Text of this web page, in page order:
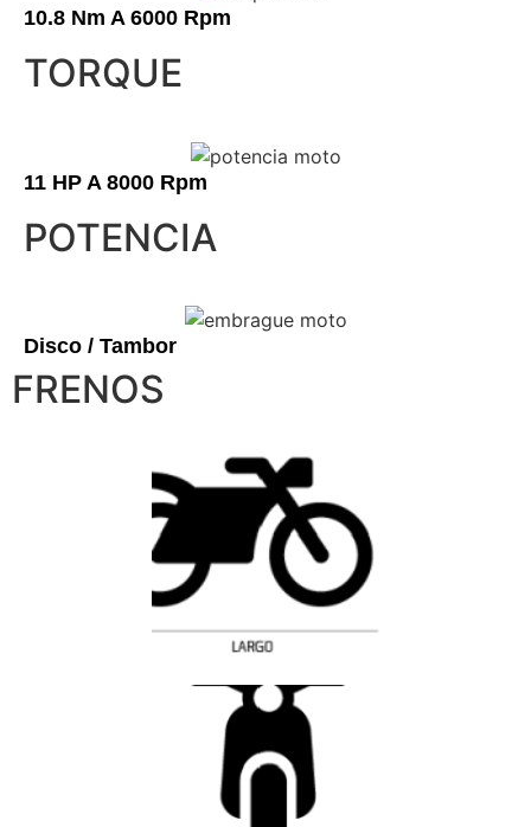
10.8 Nm A 6000 Rpm
TORQUE
11 HP A 8000 Rpm
POTENCIA
Disco / Tambor
FRENOS